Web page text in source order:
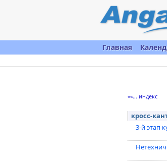
Главная
««... индекс
кросс-
3-й этап